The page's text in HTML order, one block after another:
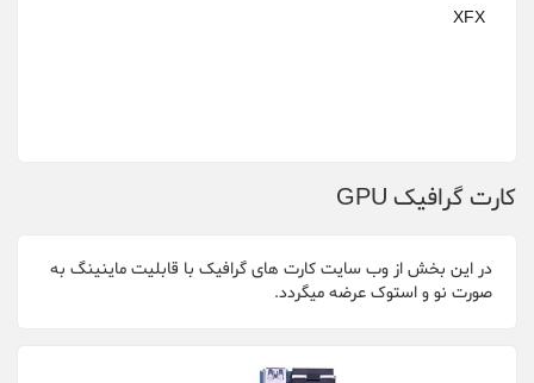
XFX
کارت گرافیک GPU
در این بخش از وب سایت کارت های گرافیک با قابلیت ماینینگ به
صورت نو و استوک عرضه میگردد.